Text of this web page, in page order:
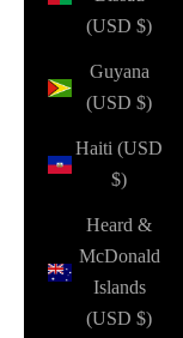
(USD $)
Guyana
(USD $)
Haiti (USD
$)
Heard &
McDonald
Islands
(USD $)